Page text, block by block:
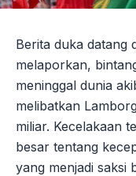
Berita duka datang
melaporkan,
meninggal dunia
melibatkan
miliar. Kecelakaan
besar tentang
yang menjadi saksi